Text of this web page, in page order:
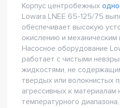
Корпус центробежных
Lowara LNEE 65-125/75
обеспечивает высокую
окислению и
Насосное оборудование
работает с чистыми
жидкостями, не
твердых или волокнистых
агрессивных к материалам
температурного